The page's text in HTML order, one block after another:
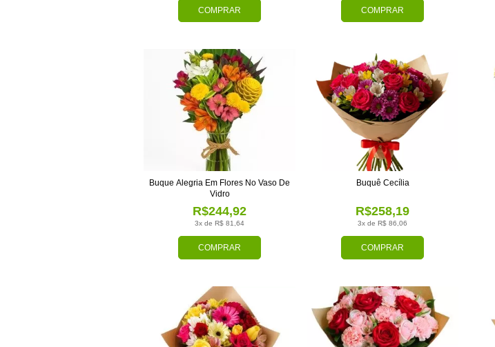
COMPRAR COMPRAR
COMPRAR
3x de R$ 81,64
R$244,92
Buque Alegria Em Flores No Vaso De
Vidro
COMPRAR
3x de R$ 86,06
R$258,19
Buquê Cecília